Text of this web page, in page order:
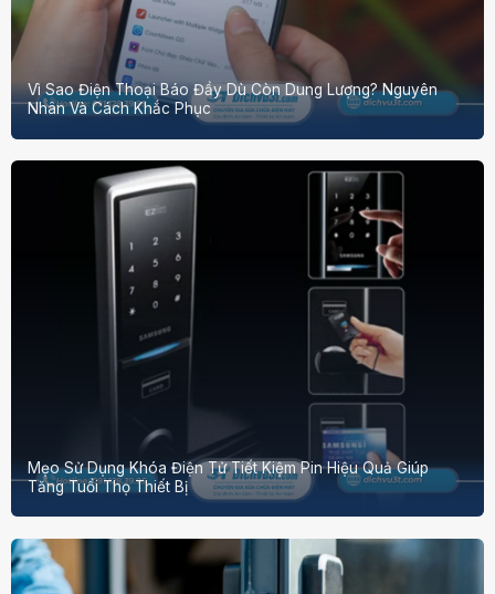
Vì Sao Điện Thoại Báo Đầy Dù Còn Dung Lượng? Nguyên
Nhân Và Cách Khắc Phục
Mẹo Sử Dụng Khóa Điện Tử Tiết Kiệm Pin Hiệu Quả Giúp
Tăng Tuổi Thọ Thiết Bị